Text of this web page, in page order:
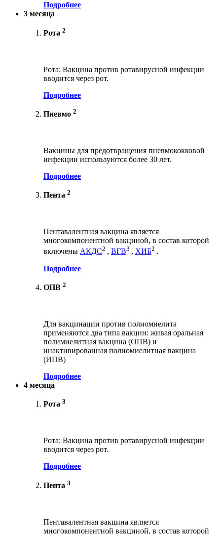
Подробнее
3 месяца
Рота 2
Рота: Вакцина против ротавирусной инфекции
вводится через рот.
Подробнее
Пневмо 2
Вакцины для предотвращения пневмококковой
инфекции используются более 30 лет.
Подробнее
Пента 2
Пентавалентная вакцина является
многокомпонентной вакциной, в состав которой
включены АКДС2 , ВГВ3 , ХИБ2 .
Подробнее
ОПВ 2
Для вакцинации против полиомиелита
применяются два типа вакцин: живая оральная
полимиелитная вакцина (ОПВ) и
инактивированная полиомиелитная вакцина
(ИПВ)
Подробнее
4 месяца
Рота 3
Рота: Вакцина против ротавирусной инфекции
вводится через рот.
Подробнее
Пента 3
Пентавалентная вакцина является
многокомпонентной вакциной, в состав которой